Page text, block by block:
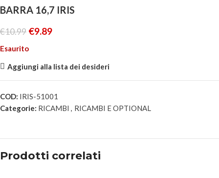
BARRA 16,7 IRIS
€10.99 €9.89
Esaurito
Aggiungi alla lista dei desideri
COD: IRIS-51001
Categorie: RICAMBI , RICAMBI E OPTIONAL
Prodotti correlati